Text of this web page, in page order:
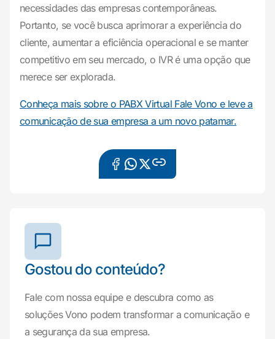
necessidades das empresas contemporâneas.
Portanto, se você busca aprimorar a experiência do
cliente, aumentar a eficiência operacional e se manter
competitivo em seu mercado, o IVR é uma opção que
merece ser explorada.
Conheça mais sobre o PABX Virtual Fale Vono e leve a
comunicação de sua empresa a um novo patamar.
Gostou do conteúdo?
Fale com nossa equipe e descubra como as
soluções Vono podem transformar a comunicação e
a segurança da sua empresa.